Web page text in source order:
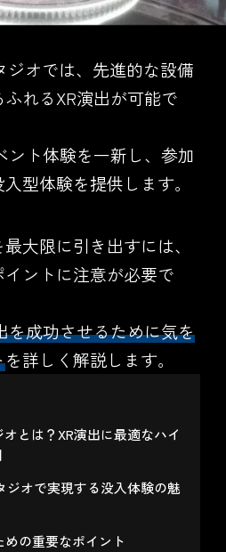
ジオでは、先進的な設備
れるXR演出が可能で
ント体験を一新し、参加
型体験を提供します。
大限に引き出すには、
ントに注意が必要で
を成功させるために気を
を詳しく解説します。
とは？XR演出に最適なハイ
ジオで実現する没入体験の魅
の重要なポイント